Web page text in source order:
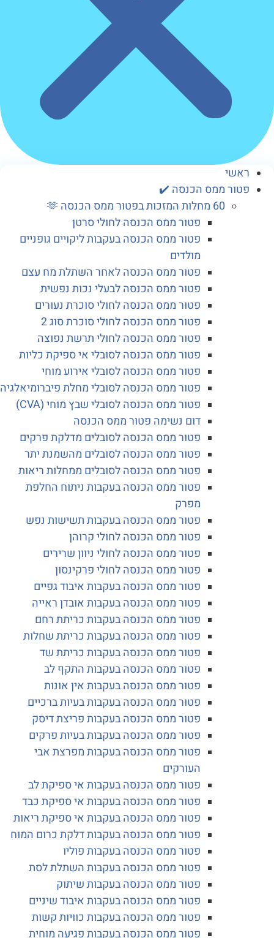
ממס הכנסה ✔️
פטור ממס הכנסה לחולי סרטן
פטור ממס הכנסה בעקבות ליקויים גופניים
פטור ממס הכנסה לאחר השתלת מח עצם
פטור ממס הכנסה לבעלי נכות נפשית
פטור ממס הכנסה לחולי סוכרת נעורים
פטור ממס הכנסה לחולי סוכרת סוג 2
פטור ממס הכנסה לחולי תרשת נפוצה
פטור ממס הכנסה לסובלי אי ספיקת כליות
פטור ממס הכנסה לסובלי אירוע מוחי
פטור ממס הכנסה לסובלי מחלת פיברומיאלגיה
פטור ממס הכנסה לסובלי שבץ מוחי (CVA)
דום נשימה פטור ממס הכנסה
פטור ממס הכנסה לסובלים מדלקת פרקים
פטור ממס הכנסה לסובלים מהשמנת יתר
פטור ממס הכנסה לסובלים ממחלות ריאות
פטור ממס הכנסה בעקבות ניתוח החלפת
פטור ממס הכנסה בעקבות תשישות נפש
פטור ממס הכנסה לחולי קרוהן
פטור ממס הכנסה לחולי ניוון שרירים
פטור ממס הכנסה לחולי פרקינסון
פטור ממס הכנסה בעקבות איבוד גפיים
פטור ממס הכנסה בעקבות אובדן ראייה
פטור ממס הכנסה בעקבות כריתת רחם
פטור ממס הכנסה בעקבות כריתת שחלות
פטור ממס הכנסה בעקבות כריתת שד
פטור ממס הכנסה בעקבות התקף לב
פטור ממס הכנסה בעקבות אין אונות
פטור ממס הכנסה בעקבות בעיות ברכיים
פטור ממס הכנסה בעקבות פריצת דיסק
פטור ממס הכנסה בעקבות בעיות פרקים
פטור ממס הכנסה בעקבות מפרצת אבי
העורקים
פטור ממס הכנסה בעקבות אי ספיקת לב
פטור ממס הכנסה בעקבות אי ספיקת כבד
פטור ממס הכנסה בעקבות אי ספיקת ריאות
פטור ממס הכנסה בעקבות דלקת כרום המוח
פטור ממס הכנסה בעקבות פוליו
פטור ממס הכנסה בעקבות השתלת לסת
פטור ממס הכנסה בעקבות שיתוק
פטור ממס הכנסה בעקבות איבוד שיניים
פטור ממס הכנסה בעקבות כוויות קשות
פטור ממס הכנסה בעקבות פגיעה מוחית